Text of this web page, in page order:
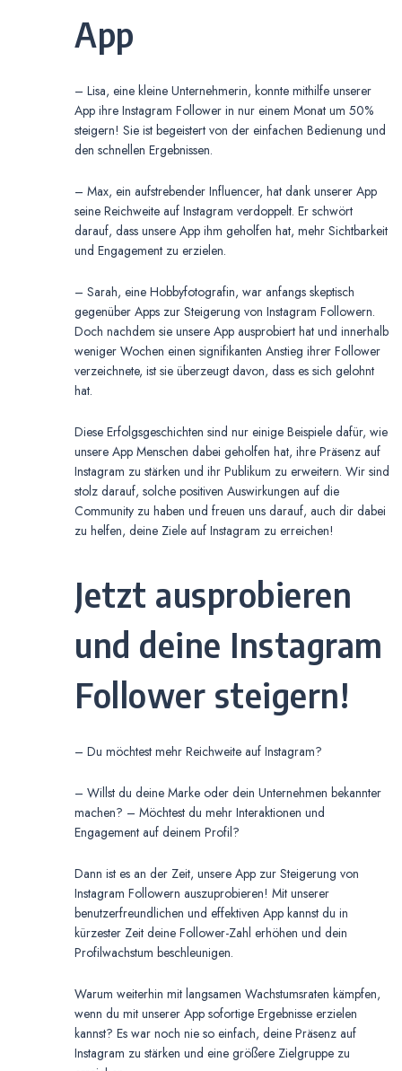
App
– Lisa, eine kleine Unternehmerin, konnte mithilfe unserer
App ihre Instagram Follower in nur einem Monat um 50%
steigern! Sie ist begeistert von der einfachen Bedienung und
den schnellen Ergebnissen.
– Max, ein aufstrebender Influencer, hat dank unserer App
seine Reichweite auf Instagram verdoppelt. Er schwört
darauf, dass unsere App ihm geholfen hat, mehr Sichtbarkeit
und Engagement zu erzielen.
– Sarah, eine Hobbyfotografin, war anfangs skeptisch
gegenüber Apps zur Steigerung von Instagram Followern.
Doch nachdem sie unsere App ausprobiert hat und innerhalb
weniger Wochen einen signifikanten Anstieg ihrer Follower
verzeichnete, ist sie überzeugt davon, dass es sich gelohnt
hat.
Diese Erfolgsgeschichten sind nur einige Beispiele dafür, wie
unsere App Menschen dabei geholfen hat, ihre Präsenz auf
Instagram zu stärken und ihr Publikum zu erweitern. Wir sind
stolz darauf, solche positiven Auswirkungen auf die
Community zu haben und freuen uns darauf, auch dir dabei
zu helfen, deine Ziele auf Instagram zu erreichen!
Jetzt ausprobieren
und deine Instagram
Follower steigern!
– Du möchtest mehr Reichweite auf Instagram?
– Willst du deine Marke oder dein Unternehmen bekannter
machen? – Möchtest du mehr Interaktionen und
Engagement auf deinem Profil?
Dann ist es an der Zeit, unsere App zur Steigerung von
Instagram Followern auszuprobieren! Mit unserer
benutzerfreundlichen und effektiven App kannst du in
kürzester Zeit deine Follower-Zahl erhöhen und dein
Profilwachstum beschleunigen.
Warum weiterhin mit langsamen Wachstumsraten kämpfen,
wenn du mit unserer App sofortige Ergebnisse erzielen
kannst? Es war noch nie so einfach, deine Präsenz auf
Instagram zu stärken und eine größere Zielgruppe zu